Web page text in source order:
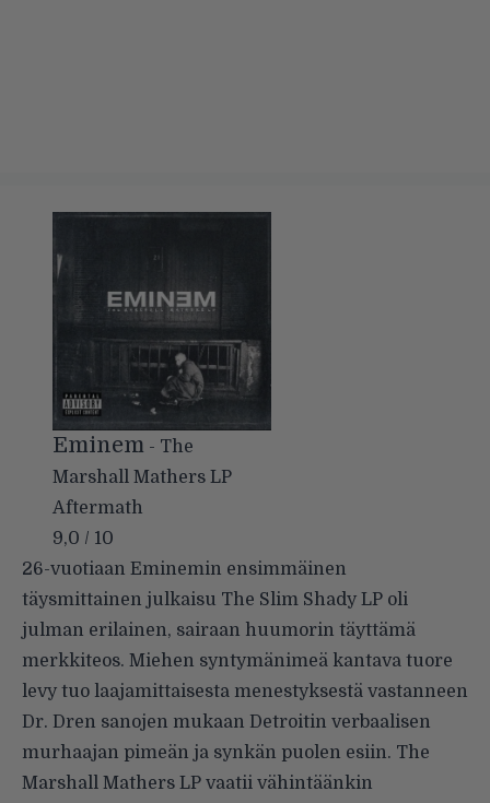
Eminem - The
Marshall Mathers LP
Aftermath
9,0 / 10
26-vuotiaan Eminemin ensimmäinen
täysmittainen julkaisu The Slim Shady LP oli
julman erilainen, sairaan huumorin täyttämä
merkkiteos. Miehen syntymänimeä kantava tuore
levy tuo laajamittaisesta menestyksestä vastanneen
Dr. Dren sanojen mukaan Detroitin verbaalisen
murhaajan pimeän ja synkän puolen esiin. The
Marshall Mathers LP vaatii vähintäänkin